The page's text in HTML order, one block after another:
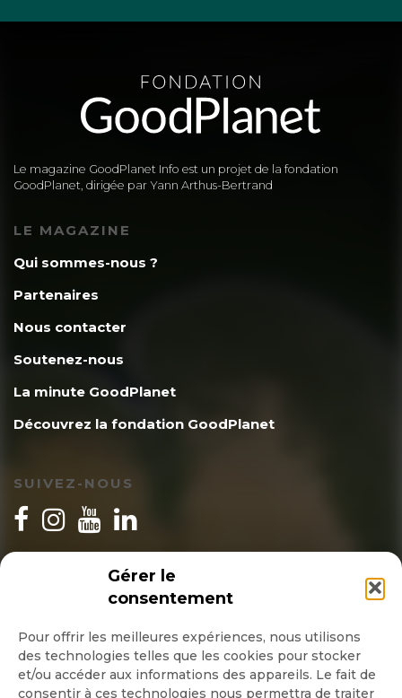
Gérer le
consentement
Pour offrir les meilleures expériences, nous utilisons
des technologies telles que les cookies pour stocker
et/ou accéder aux informations des appareils. Le fait de
consentir à ces technologies nous permettra de traiter
Le magazine GoodPlanet Info est un projet de la fondation
GoodPlanet, dirigée par Yann Arthus-Bertrand
LE MAGAZINE
Qui sommes-nous ?
Partenaires
Nous contacter
Soutenez-nous
La minute GoodPlanet
Découvrez la fondation GoodPlanet
SUIVEZ-NOUS
INSCRIPTION NEWSLETTER
Quotidienne